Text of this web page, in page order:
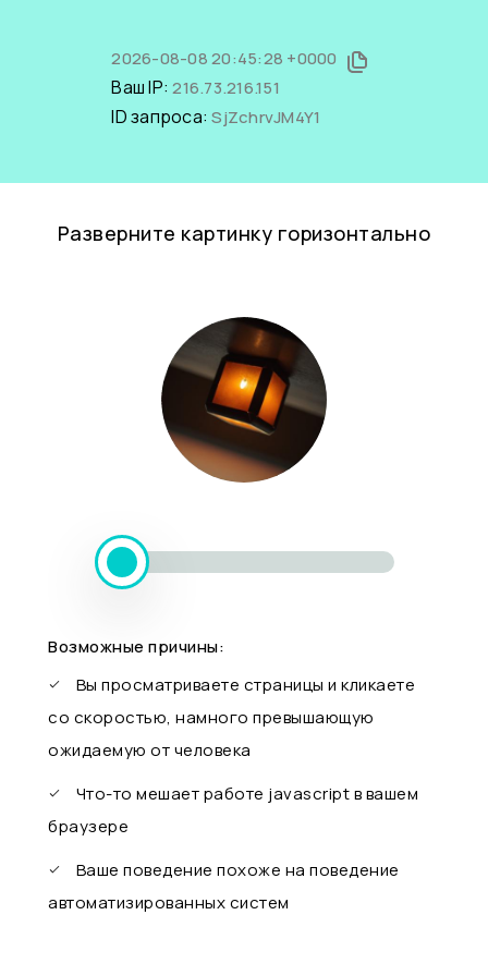
2026-08-08 20:45:28 +0000
Ваш IP:216.73.216.151
ID запроса:SjZchrvJM4Y1
Разверните картинку горизонтально
Возможные причины:
Вы просматриваете страницы и кликаете
со скоростью, намного превышающую
ожидаемую от человека
Что-то мешает работе javascript в вашем
браузере
Ваше поведение похоже на поведение
автоматизированных систем